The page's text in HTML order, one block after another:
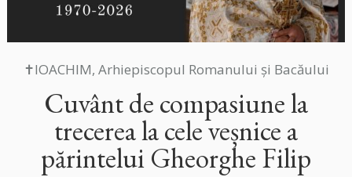
✝IOACHIM, Arhiepiscopul Romanului și Bacăului
Cuvânt de compasiune la
trecerea la cele veșnice a
părintelui Gheorghe Filip